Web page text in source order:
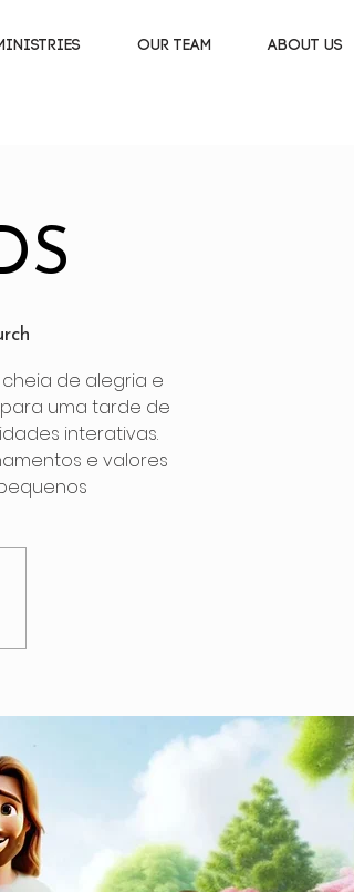
OUR TEAM ABOUT US
de alegria e
para uma tarde de
interativas.
e valores